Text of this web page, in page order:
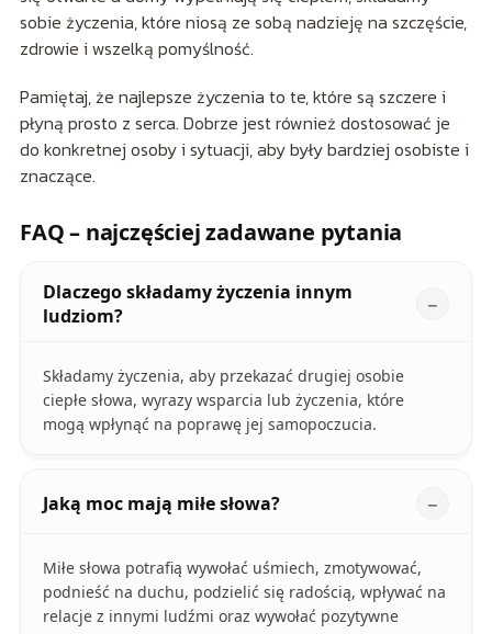
sobie życzenia, które niosą ze sobą nadzieję na szczęście,
zdrowie i wszelką pomyślność.
Pamiętaj, że najlepsze życzenia to te, które są szczere i
płyną prosto z serca. Dobrze jest również dostosować je
do konkretnej osoby i sytuacji, aby były bardziej osobiste i
znaczące.
FAQ – najczęściej zadawane pytania
Dlaczego składamy życzenia innym
ludziom?
Składamy życzenia, aby przekazać drugiej osobie
ciepłe słowa, wyrazy wsparcia lub życzenia, które
mogą wpłynąć na poprawę jej samopoczucia.
Jaką moc mają miłe słowa?
Miłe słowa potrafią wywołać uśmiech, zmotywować,
podnieść na duchu, podzielić się radością, wpływać na
relacje z innymi ludźmi oraz wywołać pozytywne